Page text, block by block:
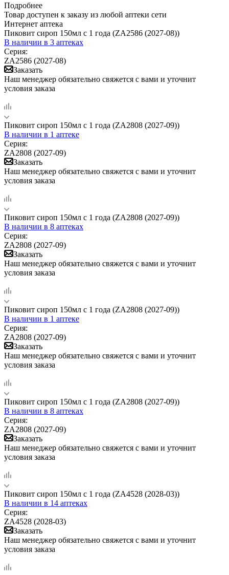
Подробнее
Товар доступен к заказу из любой аптеки сети
Интернет аптека
Пиковит сироп 150мл с 1 года (ZA2586 (2027-08))
В наличии в 3 аптеках
Серия:
ZA2586 (2027-08)
Заказать
Наш менеджер обязательно свяжется с вами и уточнит
условия заказа
Пиковит сироп 150мл с 1 года (ZA2808 (2027-09))
В наличии в 1 аптеке
Серия:
ZA2808 (2027-09)
Заказать
Наш менеджер обязательно свяжется с вами и уточнит
условия заказа
Пиковит сироп 150мл с 1 года (ZA2808 (2027-09))
В наличии в 8 аптеках
Серия:
ZA2808 (2027-09)
Заказать
Наш менеджер обязательно свяжется с вами и уточнит
условия заказа
Пиковит сироп 150мл с 1 года (ZA2808 (2027-09))
В наличии в 1 аптеке
Серия:
ZA2808 (2027-09)
Заказать
Наш менеджер обязательно свяжется с вами и уточнит
условия заказа
Пиковит сироп 150мл с 1 года (ZA2808 (2027-09))
В наличии в 8 аптеках
Серия:
ZA2808 (2027-09)
Заказать
Наш менеджер обязательно свяжется с вами и уточнит
условия заказа
Пиковит сироп 150мл с 1 года (ZA4528 (2028-03))
В наличии в 14 аптеках
Серия:
ZA4528 (2028-03)
Заказать
Наш менеджер обязательно свяжется с вами и уточнит
условия заказа